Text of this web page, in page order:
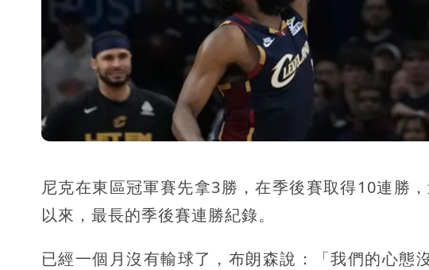
尼克在東區冠軍賽先拿3勝，在季後賽取得10連勝
以來，最長的季後賽連勝紀錄。
已經一個月沒有輸球了，布朗森說：「我們的心態